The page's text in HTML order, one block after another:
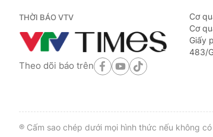
THỜI BÁO VTV
Theo dõi báo trên
Cơ
Cơ
Giấy
483/
® Cấm sao chép dưới mọi hình thức nếu không